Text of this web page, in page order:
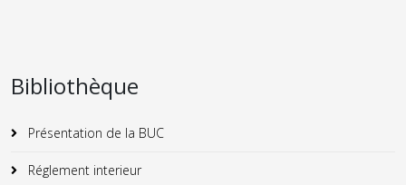
Bibliothèque
Présentation de la BUC
Réglement interieur